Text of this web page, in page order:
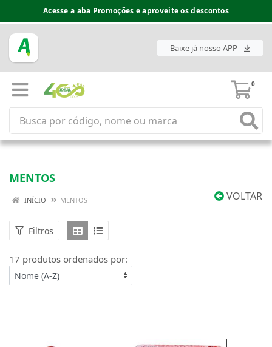
Acesse a aba Promoções e aproveite os descontos
Baixe já nosso APP
0
MENTOS
VOLTAR
INÍCIO MENTOS
Filtros
17 produtos ordenados por: